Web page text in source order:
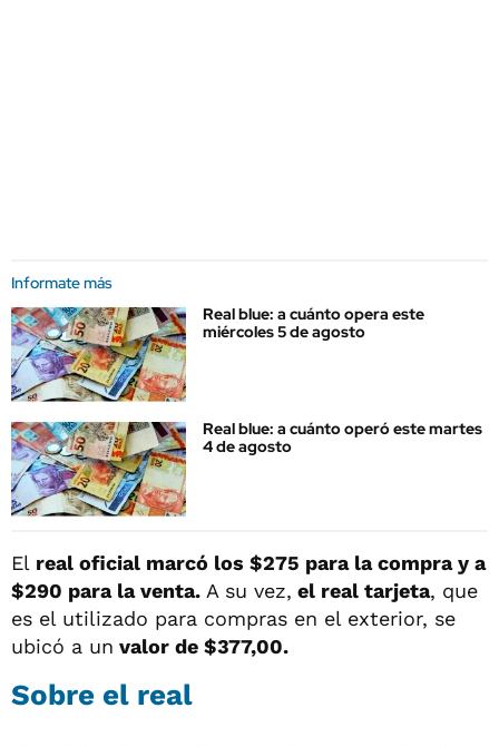
Informate más
Real blue: a cuánto opera este
miércoles 5 de agosto
Real blue: a cuánto operó este martes
4 de agosto
El real oficial marcó los $275 para la compra y a
$290 para la venta. A su vez, el real tarjeta, que
es el utilizado para compras en el exterior, se
ubicó a un valor de $377,00.
Sobre el real